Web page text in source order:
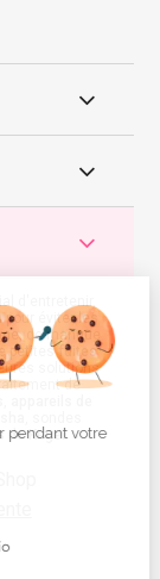
pour éviter les
de manque
petitesfuites
solutions
de
de Kegel.
pendant votre